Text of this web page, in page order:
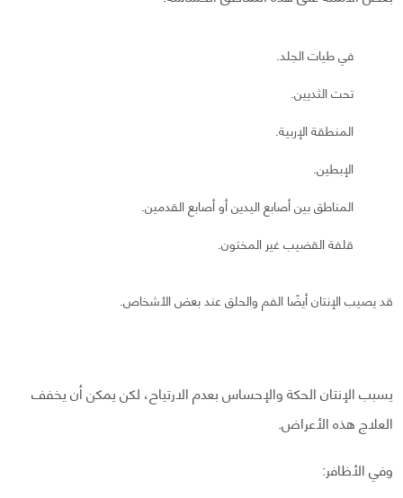
في طيات الجلد.
تحت الثديين.
المنطقة الإربية.
الإبطين.
المناطق بين أصابع اليدين أو أصابع القدمين.
قلفة القضيب غير المختون.
قد يصيب الإنتان أيضًا الفم والحلق عند بعض الأشخاص.
يسبب الإنتان الحكة والإحساس بعدم الارتياح، لكن يمكن أن يخفف
العلاج هذه الأعراض.
وفي الأظافر: